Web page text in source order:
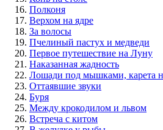
Полконя
Верхом на ядре
За волосы
Пчелиный пастух и медведи
Первое путешествие на Луну
Наказанная жадность
Лошади под мышками, карета
Оттаявшие звуки
Буря
Между крокодилом и львом
Встреча с китом